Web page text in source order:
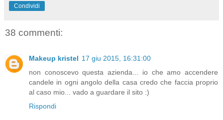
Condividi
38 commenti:
Makeup kristel 17 giu 2015, 16:31:00
non conoscevo questa azienda... io che amo accendere
candele in ogni angolo della casa credo che faccia proprio
al caso mio... vado a guardare il sito :)
Rispondi